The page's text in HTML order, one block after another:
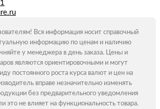
Вся информация носит справочный
информацию по ценам и наличию
у менеджера в день заказа. Цены и
являются ориентировочными и могут
постоянного роста курса валют и цен на
вправе незначительно изменять
без предварительного уведомления
это не влияет на функциональность товара.